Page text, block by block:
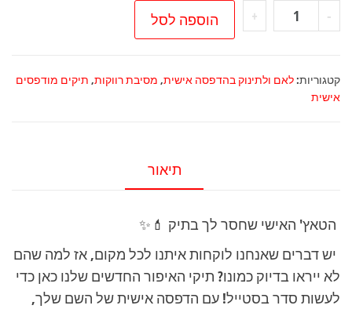
-
כמות
של
איפור
,
+ הוספה לסל
קטגוריות:לאם ולתינוק בהדפסה אישית, מסיבת רווקות, תיקים מודפסים
אישית
תיאור
הטאץ' האישי שחסר לך בתיק 💄✨
יש דברים שאנחנו לוקחות איתנו לכל מקום, אז למה שהם
לא ייראו בדיוק כמונו? תיקי האיפור החדשים שלנו כאן כדי
לעשות סדר בסטייל! עם הדפסה אישית של השם שלך,